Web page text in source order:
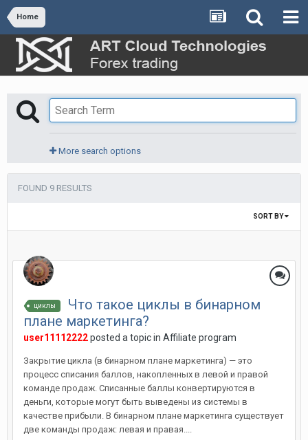
Home
More search options
FOUND 9 RESULTS
SORT BY
циклы
Что такое циклы в бинарном
плане маркетинга?
user11112222posted a topic in Affiliate program
Закрытие цикла (в бинарном плане маркетинга) — это
процесс списания баллов, накопленных в левой и правой
команде продаж. Списанные баллы конвертируются в
деньги, которые могут быть выведены из системы в
качестве прибыли. В бинарном плане маркетинга существует
две команды продаж: левая и правая....